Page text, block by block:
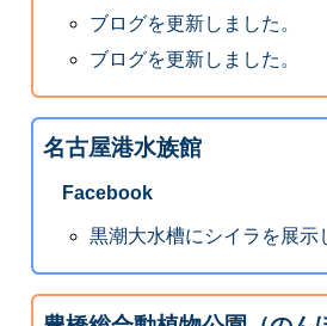
ブログを更新しました。
ブログを更新しました。
名古屋港水族館
Facebook
黒潮大水槽にシイラを展示